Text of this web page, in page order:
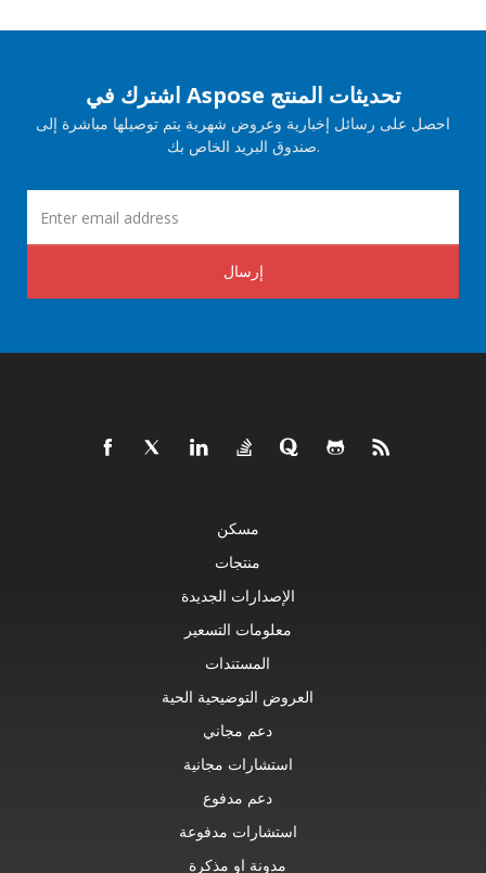
اشترك في Aspose تحديثات المنتج
احصل على رسائل إخبارية وعروض شهرية يتم توصيلها مباشرة إلى
صندوق البريد الخاص بك.
إرسال
مسكن
منتجات
الإصدارات الجديدة
معلومات التسعير
المستندات
العروض التوضيحية الحية
دعم مجاني
استشارات مجانية
دعم مدفوع
استشارات مدفوعة
مدونة او مذكرة